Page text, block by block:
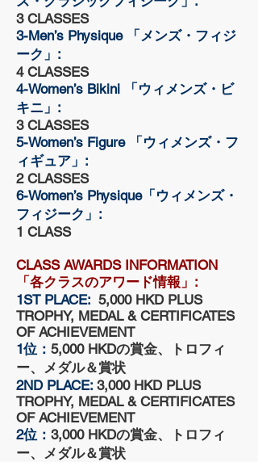
3 CLASSES
3-Men’s Physique 「メンズ・フィジ
ーク」:
4 CLASSES
4-Women’s Bikini 「ウィメンズ・ビ
キニ」:
3 CLASSES
5-Women’s Figure 「ウィメンズ・フ
ィギュア」:
2 CLASSES
6-Women’s Physique「ウィメンズ・
フィジーク」:
1 CLASS
CLASS AWARDS INFORMATION
「各クラスのアワード情報」:
1ST PLACE: 5,000 HKD PLUS
TROPHY, MEDAL & CERTIFICATES
OF ACHIEVEMENT
1位： 5,000 HKDの賞金、トロフィ
ー、メダル＆賞状
2ND PLACE: 3,000 HKD PLUS
TROPHY, MEDAL & CERTIFICATES
OF ACHIEVEMENT
2位： 3,000 HKDの賞金、 ト ロフィ
ー、メダル＆賞状